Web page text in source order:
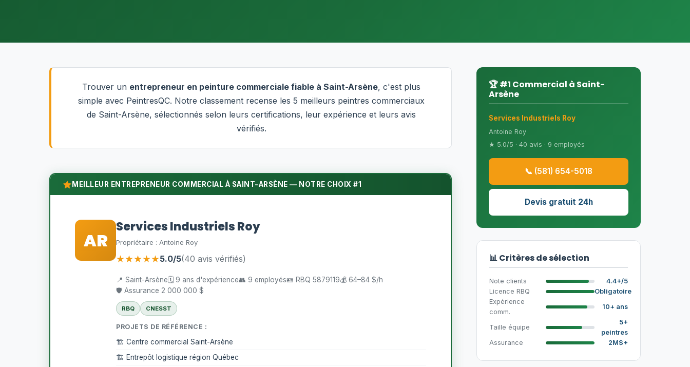
Trouver un entrepreneur en peinture commerciale fiable à Saint-Arsène, c'est plus
simple avec PeintresQC. Notre classement recense les 5 meilleurs peintres commerciaux
de Saint-Arsène, sélectionnés selon leurs certifications, leur expérience et leurs avis
vérifiés.
MEILLEUR ENTREPRENEUR COMMERCIAL À SAINT-ARSÈNE — NOTRE CHOIX #1
AR
Services Industriels Roy
Propriétaire : Antoine Roy
★★★★★5.0/5(40 avis vérifiés)
📍 Saint-Arsène🗓️ 9 ans d'expérience👥 9 employés🪪 RBQ 5879119💰 64–84 $/h
🛡️ Assurance 2 000 000 $
RBQ CNESST
PROJETS DE RÉFÉRENCE :
🏗️ Centre commercial Saint-Arsène
🏗️ Entrepôt logistique région Québec
🏆 #1 Commercial à Saint-
Arsène
Services Industriels Roy
Antoine Roy
★ 5.0/5 · 40 avis · 9 employés
📞 (581) 654-5018
Devis gratuit 24h
📊 Critères de sélection
Note clients
4.4+/5
Licence RBQ
Obligatoire
Expérience
comm.
10+ ans
Taille équipe
5+
peintres
Assurance
2M$+